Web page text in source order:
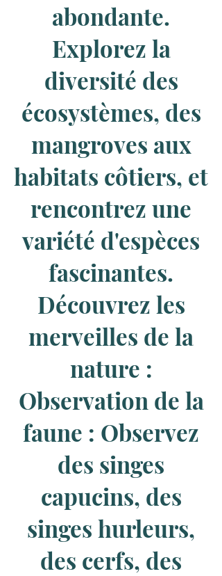
abondante.
Explorez la
diversité des
écosystèmes, des
mangroves aux
habitats côtiers, et
rencontrez une
variété d'espèces
fascinantes.
Découvrez les
merveilles de la
nature :
Observation de la
faune : Observez
des singes
capucins, des
singes hurleurs,
des cerfs, des